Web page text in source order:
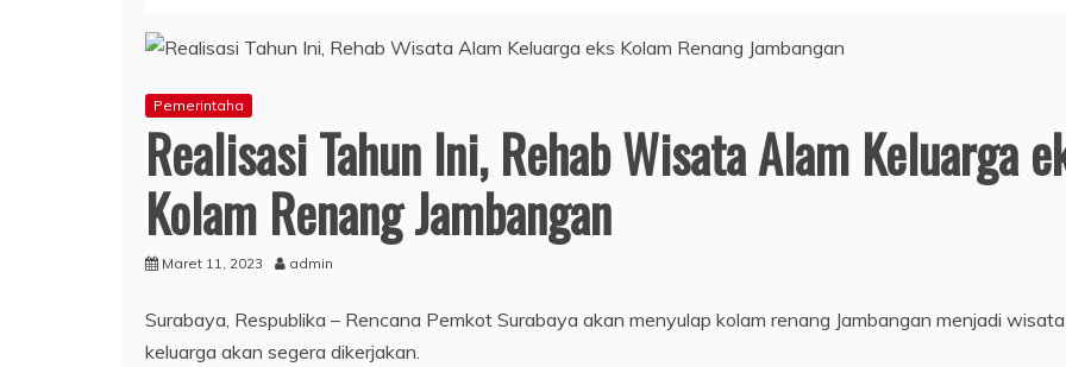
Pemerintaha
Realisasi Tahun Ini, Rehab Wisata Alam Keluarga
Kolam Renang Jambangan
Maret 11, 2023 admin
Surabaya, Respublika – Rencana Pemkot Surabaya akan menyulap kolam renang Jambangan menjadi
keluarga akan segera dikerjakan.